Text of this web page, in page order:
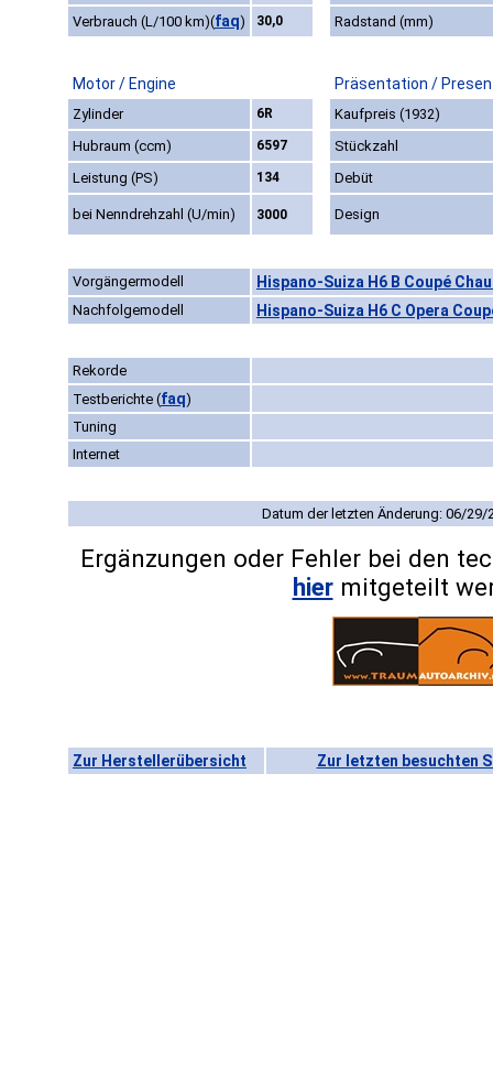
Verbrauch (L/100 km)(faq) 30,0 Radstand (mm)
Motor / Engine Präsentation /
Zylinder 6R
Kaufpreis (1932)
Hubraum (ccm)
6597
Stückzahl
Leistung (PS)
134 Debüt
bei Nenndrehzahl (U/min) 3000 Design
Vorgängermodell Hispano-Suiza H6 B Coupé
Nachfolgemodell Hispano-Suiza H6 C Opera
Rekorde
Testberichte (faq)
Tuning
Internet
Datum der letzten Änderung: 06/29/
Ergänzungen oder Fehler bei den
hiermitgeteilt
Zur Herstellerübersicht Zur letzten besuchten